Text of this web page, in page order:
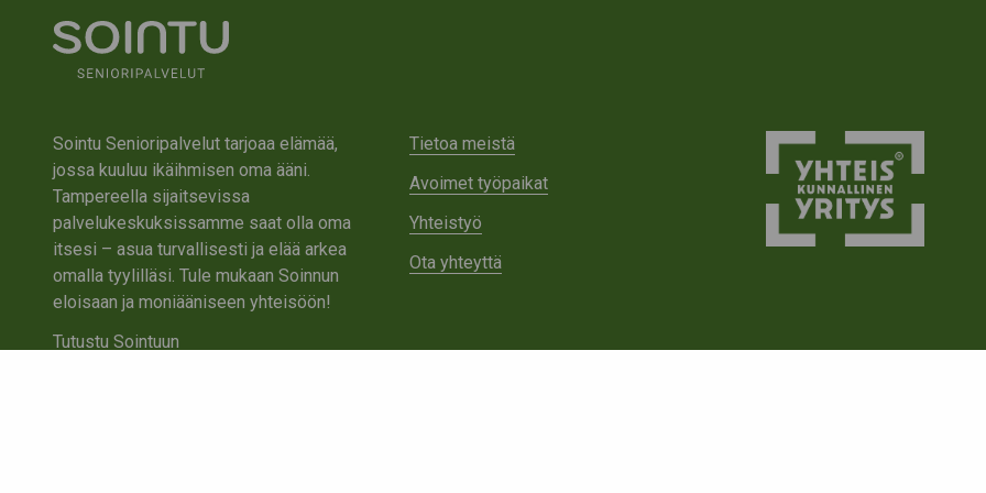
Sointu Senioripalvelut tarjoaa elämää,
jossa kuuluu ikäihmisen oma ääni.
Tampereella sijaitsevissa
palvelukeskuksissamme saat olla oma
itsesi – asua turvallisesti ja elää arkea
omalla tyylilläsi. Tule mukaan Soinnun
eloisaan ja moniääniseen yhteisöön!
Tutustu Sointuun
Tietoa meistä
Avoimet työpaikat
Yhteistyö
Ota yhteyttä